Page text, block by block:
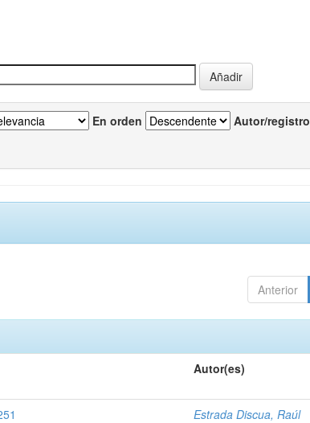
En orden Autor/registro
Anterior
Autor(es)
Estrada Discua, Raúl